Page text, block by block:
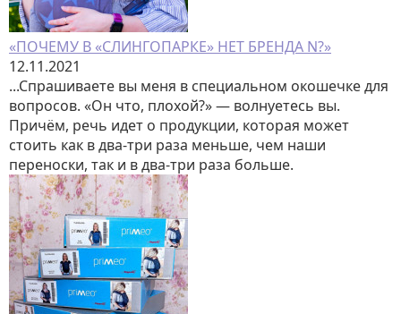
«ПОЧЕМУ В «СЛИНГОПАРКЕ» НЕТ БРЕНДА N?»
12.11.2021
...Спрашиваете вы меня в специальном окошечке для
вопросов. «Он что, плохой?» — волнуетесь вы.
Причём, речь идет о продукции, которая может
стоить как в два-три раза меньше, чем наши
переноски, так и в два-три раза больше.